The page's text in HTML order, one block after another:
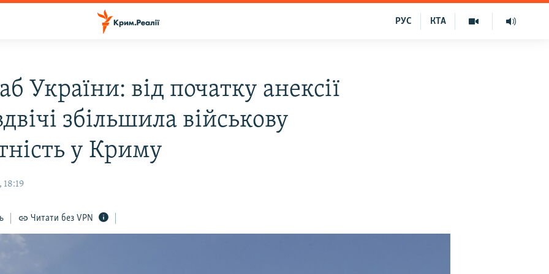
КТА
РУС
України: від початку анексії
збільшила військову
у Криму
18:19
Читати без VPN